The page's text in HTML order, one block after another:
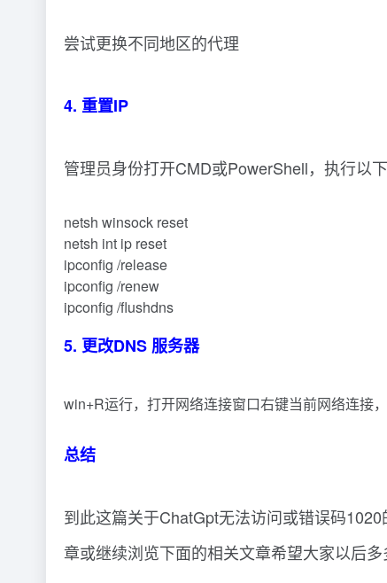
尝试更换不同地区的代理
4. 重置IP
管理员身份打开CMD或PowerShell，执行以
netsh winsock reset
netsh int ip reset
ipconfig /release
ipconfig /renew
ipconfig /flushdns
5. 更改DNS 服务器
win+R运行，打开网络连接窗口右键当前网络连接
总结
到此这篇关于ChatGpt无法访问或错误码
章或继续浏览下面的相关文章希望大家以后多